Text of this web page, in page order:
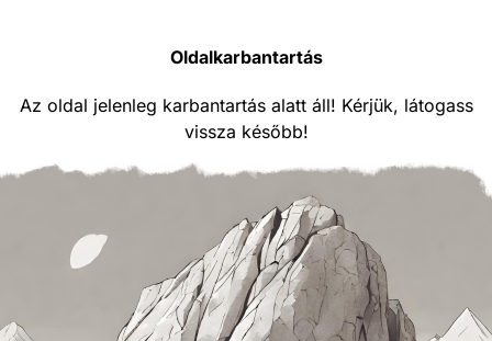
Oldalkarbantartás
Az oldal jelenleg karbantartás alatt áll! Kérjük, látogass
vissza később!